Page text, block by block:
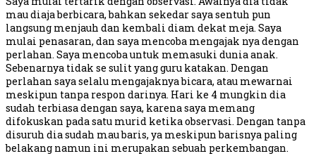
mau diaja berbicara, bahkan sekedar saya sentuh pun
langsung menjauh dan kembali diam dekat meja. Saya
mulai penasaran, dan saya mencoba mengajak nya dengan
perlahan. Saya mencoba untuk memasuki dunia anak.
Sebenarnya tidak se sulit yang guru katakan. Dengan
perlahan saya selalu mengajaknya bicara, atau mewarnai
meskipun tanpa respon darinya. Hari ke 4 mungkin dia
sudah terbiasa dengan saya, karena saya memang
difokuskan pada satu murid ketika observasi. Dengan tanpa
disuruh dia sudah mau baris, ya meskipun barisnya paling
belakang namun ini merupakan sebuah perkembangan.